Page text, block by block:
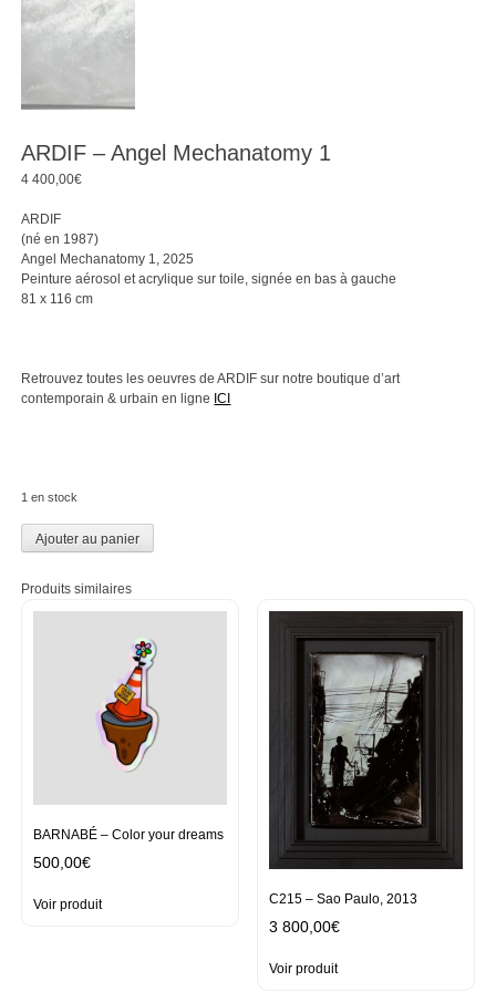
ARDIF – Angel Mechanatomy 1
4 400,00€
ARDIF
(né en 1987)
Angel Mechanatomy 1, 2025
Peinture aérosol et acrylique sur toile, signée en bas à gauche
81 x 116 cm
Retrouvez toutes les oeuvres de ARDIF sur notre boutique d’art
contemporain & urbain en ligne ICI
1 en stock
Ajouter au panier
Produits similaires
BARNABÉ – Color your dreams
500,00€
Voir produit C215 – Sao Paulo, 2013
3 800,00€
Voir produit